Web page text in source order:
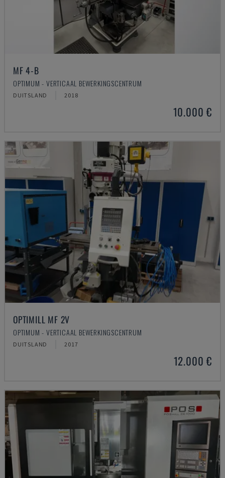
MF 4-B
OPTIMUM - VERTICAAL BEWERKINGSCENTRUM
DUITSLAND 2018
10.000 €
OPTIMILL MF 2V
OPTIMUM - VERTICAAL BEWERKINGSCENTRUM
DUITSLAND 2017
12.000 €